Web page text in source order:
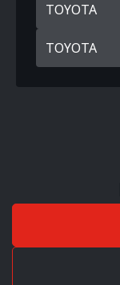
TOYOTA
TOYOTA